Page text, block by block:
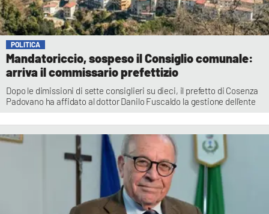
POLITICA
Mandatoriccio, sospeso il Consiglio comunale:
arriva il commissario prefettizio
Dopo le dimissioni di sette consiglieri su dieci, il prefetto di Cosenza
Padovano ha affidato al dottor Danilo Fuscaldo la gestione dell'ente